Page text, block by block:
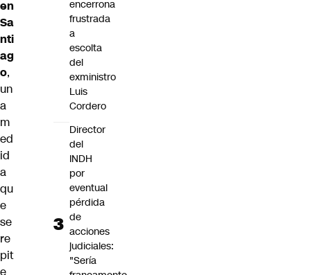
en
Sa
nti
ag
o,
un
a
m
ed
id
a
qu
e
se
re
pit
encerrona
frustrada
a
escolta
del
exministro
Luis
Cordero
Director
del
INDH
por
eventual
pérdida
de
acciones
judiciales:
"Sería